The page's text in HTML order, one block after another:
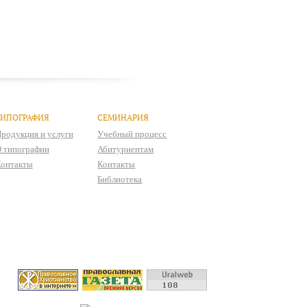
и услуги
типографии
СЕМИНАРИЯ
Учебный процесс
Абитуриентам
Контакты
Библиотека